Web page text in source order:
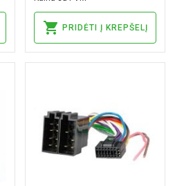
PRIDĖTI Į KREPŠELĮ